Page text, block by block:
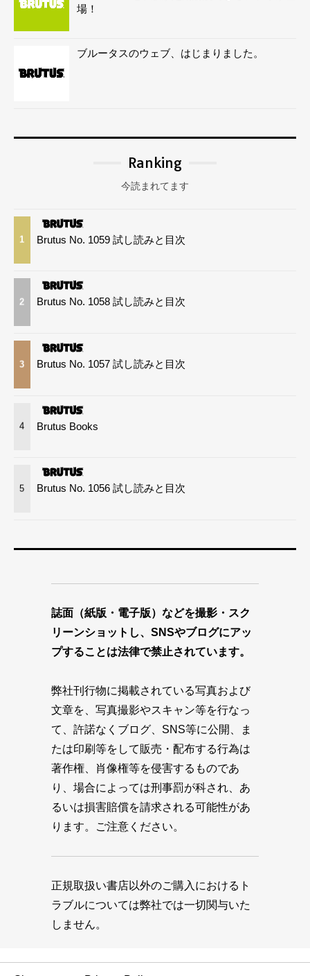
場！
ブルータスのウェブ、はじまりました。
Ranking
今読まれてます
1 Brutus No. 1059 試し読みと目次
2 Brutus No. 1058 試し読みと目次
3 Brutus No. 1057 試し読みと目次
4 Brutus Books
5 Brutus No. 1056 試し読みと目次
誌面（紙版・電子版）などを撮影・スク
リーンショットし、SNSやブログにアッ
プすることは法律で禁止されています。
弊社刊行物に掲載されている写真および
文章を、写真撮影やスキャン等を行なっ
て、許諾なくブログ、SNS等に公開、ま
たは印刷等をして販売・配布する行為は
著作権、肖像権等を侵害するものであ
り、場合によっては刑事罰が科され、あ
るいは損害賠償を請求される可能性があ
ります。ご注意ください。
正規取扱い書店以外のご購入におけるト
ラブルについては弊社では一切関与いた
しません。